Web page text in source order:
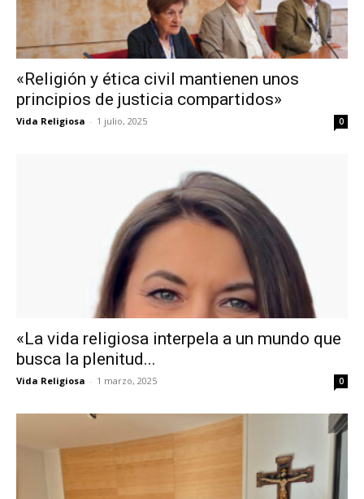
«Religión y ética civil mantienen unos
principios de justicia compartidos»
Vida Religiosa - 1 julio, 2025 0
«La vida religiosa interpela a un mundo que
busca la plenitud...
Vida Religiosa - 1 marzo, 2025 0